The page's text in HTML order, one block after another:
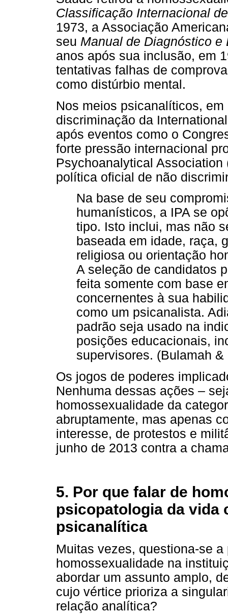
Classificação Internacional
1973, a Associação
seu Manual de Diagnóstico e
anos após sua inclusão, em
tentativas falhas de
como distúrbio mental.
Nos meios psicanalíticos,
discriminação da
após eventos como o
forte pressão internacional
Psychoanalytical
política oficial de não
Na base de seu
humanísticos, a IPA se
tipo. Isto inclui, mas não
baseada em idade, raça,
religiosa ou orientação
A seleção de candidatos
feita somente com base
concernentes à sua
como um psicanalista.
padrão seja usado na
posições educacionais,
supervisores. (Bulamah
Os jogos de poderes
Nenhuma dessas ações –
homossexualidade da
abruptamente, mas apenas
interesse, de protestos e
junho de 2013 contra a
5. Por que falar de
psicopatologia da vida
psicanalítica
Muitas vezes, questiona-se
homossexualidade na
abordar um assunto amplo,
cujo vértice prioriza a
relação analítica?